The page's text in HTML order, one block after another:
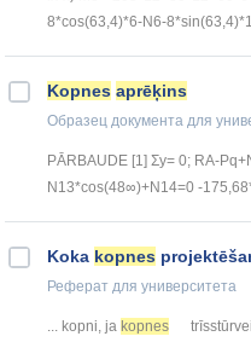
8*cos(63,4)*6-N6-
Kopnes aprēķins
Образец документа для
PĀRBAUDE [1] Σy= 0; RA-
N13*cos(48∞)+N14=0 -
Koka kopnes
Реферат для университета
... kopni, ja kopnes